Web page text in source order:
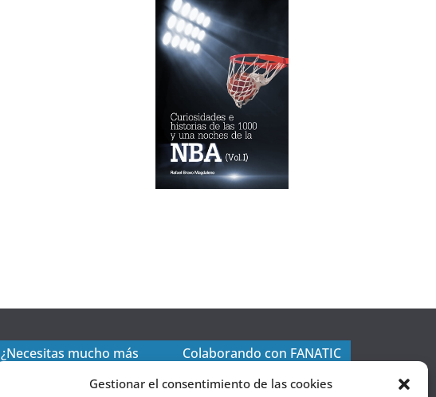
¿Necesitas mucho más
Colaborando con FANATIC
Gestionar el consentimiento de las cookies